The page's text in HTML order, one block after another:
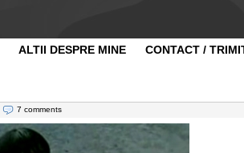
ALTII DESPRE MINE CONTACT /
7 comments